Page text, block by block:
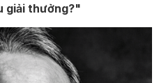
giải thưởng?"